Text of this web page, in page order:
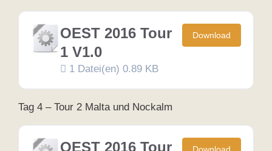
OEST 2016 Tour
1 V1.0
1 Datei(en) 0.89 KB
Download
Tag 4 – Tour 2 Malta und Nockalm
OEST 2016 Tour